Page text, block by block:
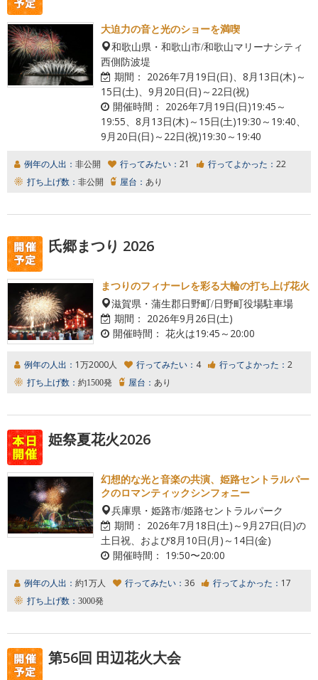
大迫力の音と光のショーを満喫
和歌山県・和歌山市/和歌山マリーナシティ
西側防波堤
期間： 2026年7月19日(日)、8月13日(木)～
15日(土)、9月20日(日)～22日(祝)
開催時間： 2026年7月19日(日)19:45～
19:55、8月13日(木)～15日(土)19:30～19:40、
9月20日(日)～22日(祝)19:30～19:40
例年の人出： 非公開 行ってみたい： 21 行ってよかった： 22
打ち上げ数： 非公開 屋台： あり
氏郷まつり 2026
まつりのフィナーレを彩る大輪の打ち上げ花火
滋賀県・蒲生郡日野町/日野町役場駐車場
期間： 2026年9月26日(土)
開催時間： 花火は19:45～20:00
例年の人出： 1万2000人 行ってみたい： 4 行ってよかった： 2
打ち上げ数： 約1500発 屋台： あり
姫祭夏花火2026
幻想的な光と音楽の共演、姫路セントラルパー
クのロマンティックシンフォニー
兵庫県・姫路市/姫路セントラルパーク
期間： 2026年7月18日(土)～9月27日(日)の
土日祝、および8月10日(月)～14日(金)
開催時間： 19:50〜20:00
例年の人出： 約1万人 行ってみたい： 36 行ってよかった： 17
打ち上げ数： 3000発
第56回 田辺花火大会